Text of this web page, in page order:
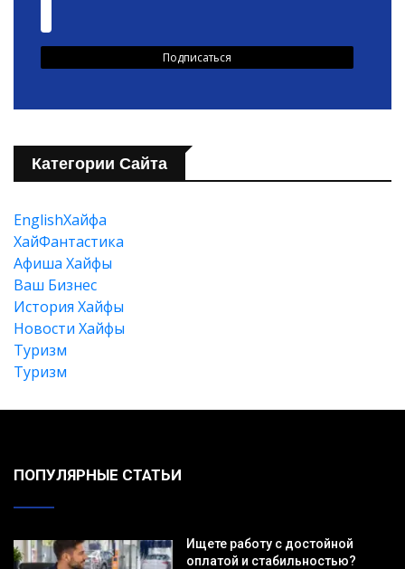
Категории Сайта
EnglishХайфа
XайФантастика
Афиша Хайфы
Ваш Бизнес
История Хайфы
Новости Хайфы
Туризм
Туризм
ПОПУЛЯРНЫЕ СТАТЬИ
Ищете работу с достойной
оплатой и стабильностью?